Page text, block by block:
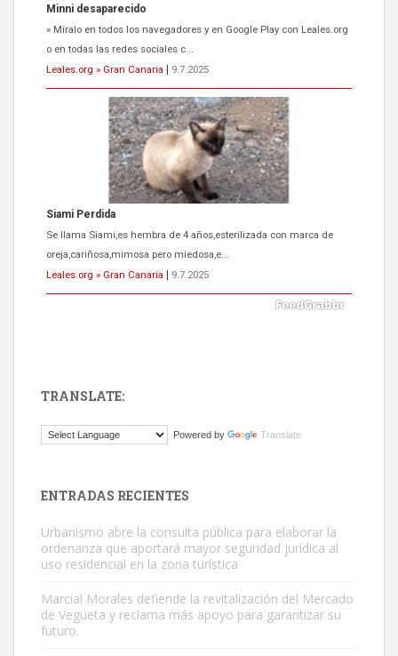
Siami Perdida
Se llama Siami,es hembra de 4 años,esterilizada con marca de
oreja,cariñosa,mimosa pero miedosa,e...
Leales.org » Gran Canaria
9.7.2025
ADOPCIÓN URGENTE GATA TEROR GRAN CANARIA
El ayuntamiento se va a llevar a Los Gatos callejeros de la zona los
próximos días, ella incluida...
Leales.org » Gran Canaria
9.7.2025
Este gato macho ha aparecido en la calle hace menos de un mes,
Adopción urgente
TRANSLATE:
Powered by Translate
ENTRADAS RECIENTES
Urbanismo abre la consulta pública para elaborar la
ordenanza que aportará mayor seguridad jurídica al
uso residencial en la zona turística
Marcial Morales defiende la revitalización del Mercado
de Vegueta y reclama más apoyo para garantizar su
futuro.